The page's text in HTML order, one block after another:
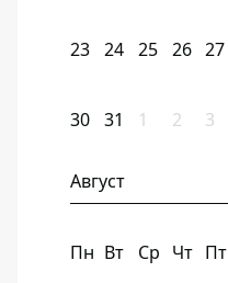
23 24 25 26 27
30 31 1 2 3
Август
Пн Вт Ср Чт Пт